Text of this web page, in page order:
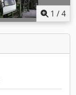
1 /4